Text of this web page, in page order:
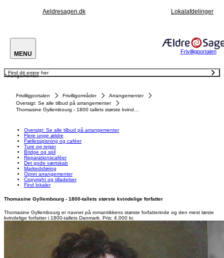
Aeldresagen.dk Lokalafdelinger
MENU Frivilligportalen
Arrangementer
Find dit emne her
Oversigt: Se alle tilbud på arrangementer
Ture og rejser
Bridge og spil
Reparationscaféer
Det gode værtskab
Copyright og tilladelser
Find lokaler
Frivilligportalen Frivilligområder
Arrangementer
Oversigt: Se alle tilbud på arrangementer
Oversigt: Se alle tilbud på arrangementer
Flere unge ældre
Fællesspisning og caféer
Ture og rejser
Bridge og spil
Reparationscaféer
Det gode værtskab
Markedsføring
Opret arrangementer
Copyright og tilladelser
Find lokaler
Thomasine Gyllembourg - 1800-tallets største kvindelige forfatter
Thomasine Gyllembourg er navnet på romantikkens største forfatterinde og den mest læste
kvindelige forfatter i 1800-tallets Danmark. Pris: 4.000 kr.